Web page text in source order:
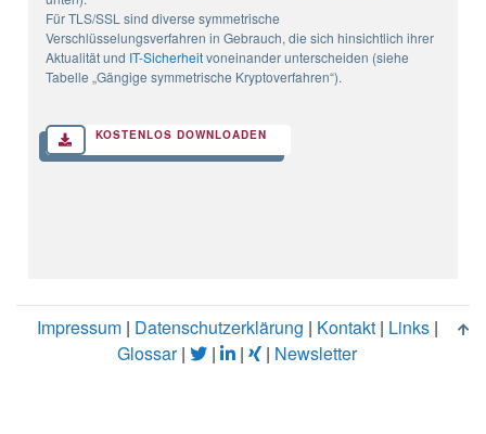
Für TLS/SSL sind diverse symmetrische
Verschlüsselungsverfahren in Gebrauch, die sich hinsichtlich ihrer
Aktualität und IT-Sicherheitvoneinander unterscheiden (siehe
Tabelle „Gängige symmetrische Kryptoverfahren“).
KOSTENLOS DOWNLOADEN
Impressum| Datenschutzerklärung | Kontakt| Links|
Glossar| | | | Newsletter